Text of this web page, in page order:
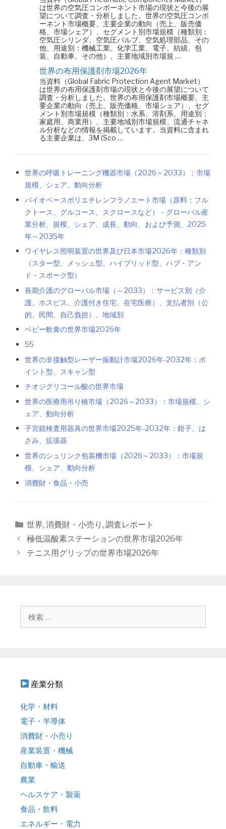
は世界の空気圧コンポーネント市場の現状と今後の展
望について調査・分析しました。世界の空気圧コンポ
ーネント市場概要、主要企業の動向（売上、販売価
格、市場シェア）、セグメント別市場規模（種類別：
空気圧シリンダ、空気圧バルブ、空気処理部品、その
他、用途別：機械工業、化学工業、電子、紡績、包
装、自動車、その他）、主要地域別市場規 …
世界の布用保護剤市場2026年
当資料（Global Fabric Protection Agent Market）
は世界の布用保護剤市場の現状と今後の展望について
調査・分析しました。世界の布用保護剤市場概要、主
要企業の動向（売上、販売価格、市場シェア）、セグ
メント別市場規模（種類別：水系、溶剤系、用途別：
家庭用、商業用）、主要地域別市場規模、流通チャネ
ル分析などの情報を掲載しています。当資料に含まれ
る主要企業は、3M (Sco …
世界の呼吸トレーニング機器市場（2026～2033）：市場
規模、シェア、動向分析
バイオベースポリエチレンフラノエート市場（原料：フル
クトース、グルコース、スクロースなど）－グローバル産
業分析、規模、シェア、成長、動向、および予測、2025
年～2035年
ワイヤレス照明装置の世界及び日本市場2026年：種類別
（スター型、メッシュ型、ハイブリッド型、ハブ・アン
ド・スポーク型）
長期介護のグローバル市場（～2033）：サービス別（介
護、ホスピス、介護付き住宅、在宅医療）、支払者別（公
的、民間、自己負担）、地域別
ベビー軟膏の世界市場2026年
55
世界の非接触型レーザー振動計市場2026年-2032年：ポ
イント型、スキャン型
チオジグリコール酸の世界市場
世界の医療用吊り橋市場（2026～2033）：市場規模、シ
ェア、動向分析
子宮鏡検査用器具の世界市場2025年-2032年：鉗子、は
さみ、拡張器
世界のシュリンク包装機市場（2026～2033）：市場規
模、シェア、動向分析
消費財・食品・小売
カ
テ
リ
世界, 消費財・小売り , 調査レポート
投
稿
極低温酸素ステーションの世界市場2026年
テニス用グリップの世界市場2026年
産業分類
化学・材料
電子・半導体
消費財・小売り
産業装置・機械
自動車・輸送
農業
ヘルスケア・製薬
食品・飲料
エネルギー・電力